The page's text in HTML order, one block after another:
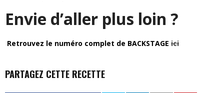
Envie d’aller plus loin ?
Retrouvez le numéro complet de BACKSTAGE ici
PARTAGEZ CETTE RECETTE